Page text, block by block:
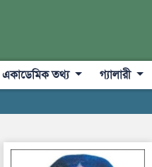
একাডেমিক তথ্য
গ্যালারী